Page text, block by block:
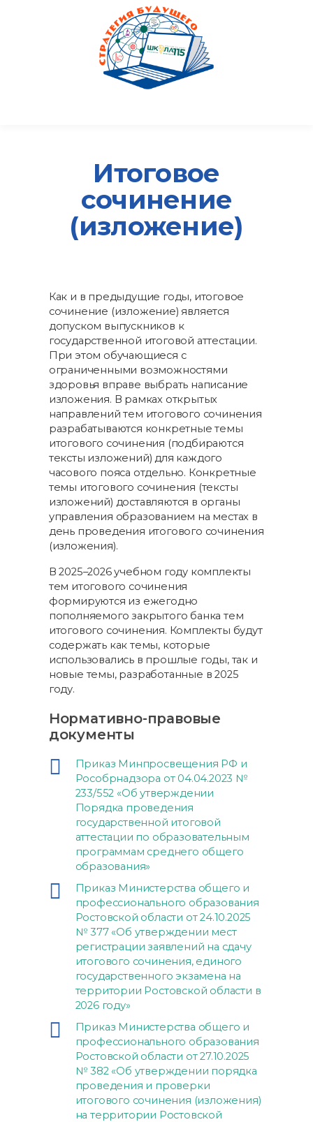
Итоговое
сочинение
(изложение)
Как и в предыдущие годы, итоговое
сочинение (изложение) является
допуском выпускников к
государственной итоговой аттестации.
При этом обучающиеся с
ограниченными возможностями
здоровья вправе выбрать написание
изложения. В рамках открытых
направлений тем итогового сочинения
разрабатываются конкретные темы
итогового сочинения (подбираются
тексты изложений) для каждого
часового пояса отдельно. Конкретные
темы итогового сочинения (тексты
изложений) доставляются в органы
управления образованием на местах в
день проведения итогового сочинения
(изложения).
В 2025–2026 учебном году комплекты
тем итогового сочинения
формируются из ежегодно
пополняемого закрытого банка тем
итогового сочинения. Комплекты будут
содержать как темы, которые
использовались в прошлые годы, так и
новые темы, разработанные в 2025
году.
Нормативно-правовые
документы
Приказ Минпросвещения РФ и
Рособрнадзора от 04.04.2023 №
233/552 «Об утверждении
Порядка проведения
государственной итоговой
аттестации по образовательным
программам среднего общего
образования»
Приказ Министерства общего и
профессионального образования
Ростовской области от 24.10.2025
№ 377 «Об утверждении мест
регистрации заявлений на сдачу
итогового сочинения, единого
государственного экзамена на
территории Ростовской области в
2026 году»
Приказ Министерства общего и
профессионального образования
Ростовской области от 27.10.2025
№ 382 «Об утверждении порядка
проведения и проверки
итогового сочинения (изложения)
на территории Ростовской